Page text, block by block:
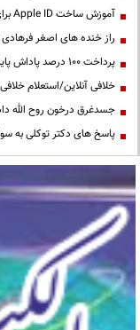
آموزش ساخت Apple ID برای کاربران ایرانی
راز خنده های اصغر
پرداخت ۱۰۰ درصد پاداش پایان خدمت فرهنگیان
خلافی آنلاین/استعلام
جسدغرق درخون روح الله
پاسخ های دکتر توکلی به